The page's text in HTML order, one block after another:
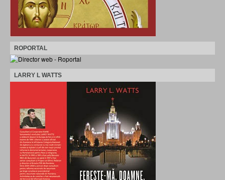
ROPORTAL
LARRY L WATTS